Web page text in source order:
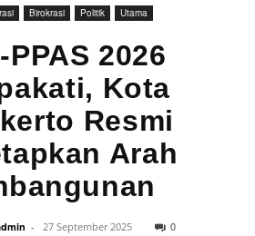
Birokrasi Politik Utama
PPAS 2026
Kota
Resmi
Arah
- 27 September 2025 0